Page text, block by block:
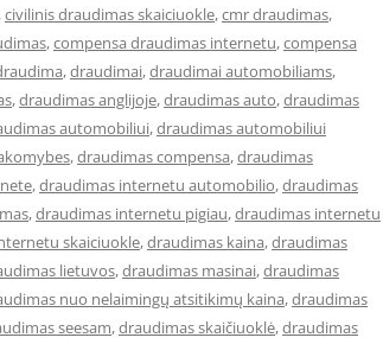
,civilinis draudimas skaiciuokle,cmr draudimas,
,compensa draudimas internetu,compensa
,draudimai,draudimai automobiliams,
,draudimas anglijoje,draudimas auto,draudimas
automobiliui,draudimas automobiliui
,draudimas compensa,draudimas
,draudimas internetu automobilio,draudimas
,draudimas internetu pigiau,draudimas internetu
skaiciuokle,draudimas kaina,draudimas
lietuvos,draudimas masinai,draudimas
nuo nelaimingų atsitikimų kaina,draudimas
seesam,draudimas skaičiuoklė,draudimas